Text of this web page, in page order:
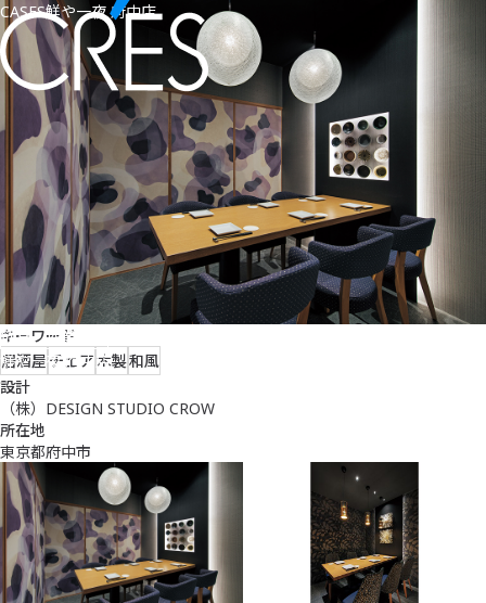
CASES鮮や一夜 府中店
飲食・商業施設
鮮や一夜 府中店
キーワード
居酒屋 チェア木製和風
設計
（株）DESIGN STUDIO CROW
所在地
東京都府中市